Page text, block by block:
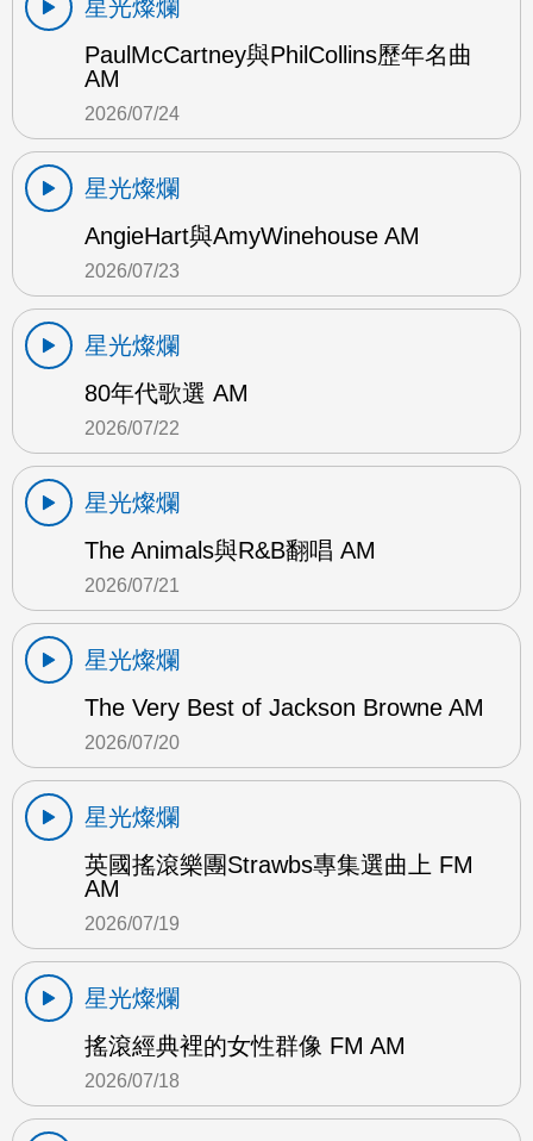
星光燦爛
PaulMcCartney與PhilCollins歷年名曲
AM
2026/07/24
星光燦爛
AngieHart與AmyWinehouse AM
2026/07/23
星光燦爛
80年代歌選 AM
2026/07/22
星光燦爛
The Animals與R&B翻唱 AM
2026/07/21
星光燦爛
The Very Best of Jackson Browne AM
2026/07/20
星光燦爛
英國搖滾樂團Strawbs專集選曲上 FM
AM
2026/07/19
星光燦爛
搖滾經典裡的女性群像 FM AM
2026/07/18